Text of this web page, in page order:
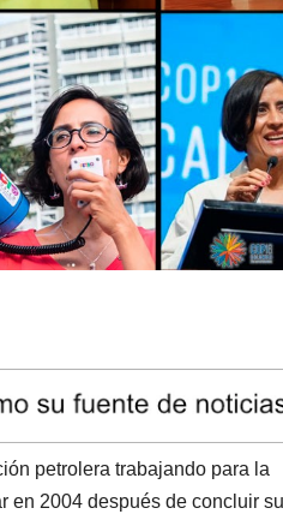
petrolera trabajando para la
en 2004 después de concluir